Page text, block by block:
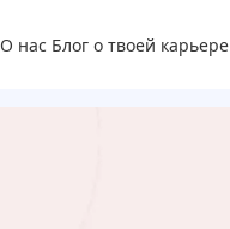
О нас Блог о твоей карьере